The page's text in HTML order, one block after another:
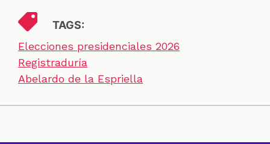
TAGS:
Elecciones presidenciales 2026
Registraduría
Abelardo de la Espriella